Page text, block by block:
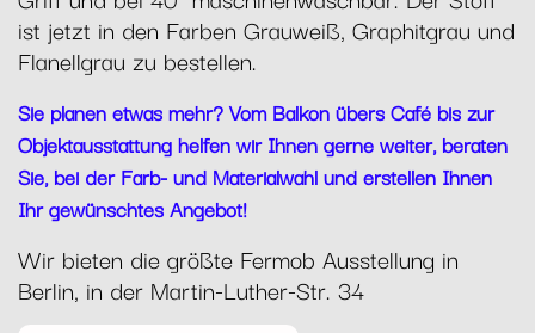
ist jetzt in den Farben Grauweiß, Graphitgrau und
Flanellgrau zu bestellen.
Sie planen etwas mehr? Vom Balkon übers Café bis zur
Objektausstattung helfen wir Ihnen gerne weiter, beraten
Sie, bei der Farb- und Materialwahl und erstellen Ihnen
Ihr gewünschtes Angebot!
Wir bieten die größte Fermob Ausstellung in
Berlin, in der Martin-Luther-Str. 34